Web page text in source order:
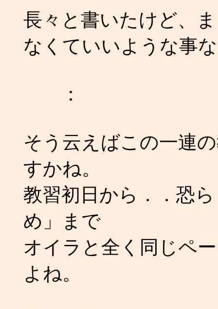
長々と書いたけど、
なくていいような事
：
そう云えばこの一連
すかね。
教習初日から．．恐
め」まで
オイラと全く同じペ
よね。